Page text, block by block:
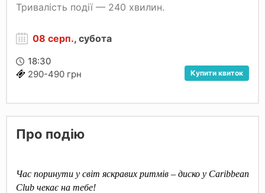
Тривалість події — 240 хвилин.
08 серп., субота
18:30
290-490 грн
Купити квиток
Про подію
Час поринути у світ яскравих ритмів – диско у Caribbean
Club чекає на тебе!